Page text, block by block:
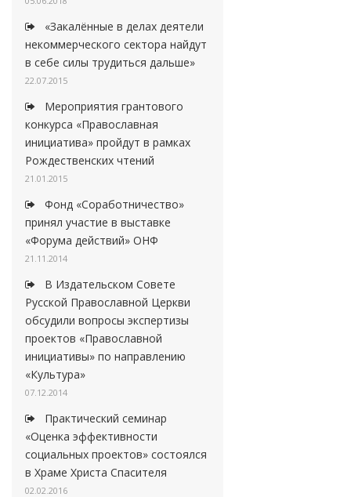
«Закалённые в делах деятели
некоммерческого сектора найдут
в себе силы трудиться дальше»
22.07.2015
Мероприятия грантового
конкурса «Православная
инициатива» пройдут в рамках
Рождественских чтений
21.01.2015
Фонд «Соработничество»
принял участие в выставке
«Форума действий» ОНФ
21.11.2014
В Издательском Совете
Русской Православной Церкви
обсудили вопросы экспертизы
проектов «Православной
инициативы» по направлению
«Культура»
07.12.2014
Практический семинар
«Оценка эффективности
социальных проектов» состоялся
в Храме Христа Спасителя
02.02.2016